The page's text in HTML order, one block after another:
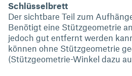
Schlüsselbrett
Der sichtbare Teil zum
Benötigt eine Stützgeometrie
jedoch gut entfernt werden
können ohne Stützgeometrie
(Stützgeometrie-Winkel dazu